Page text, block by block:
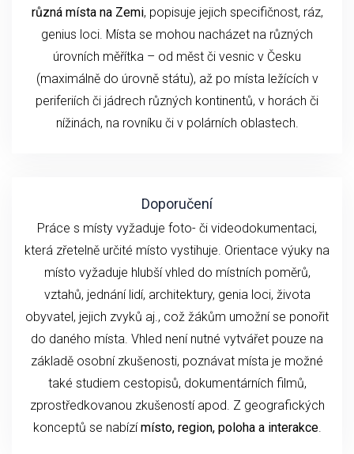
různá místa na Zemi, popisuje jejich specifičnost, ráz,
genius loci. Místa se mohou nacházet na různých
úrovních měřítka – od měst či vesnic v Česku
(maximálně do úrovně státu), až po místa ležících v
periferiích či jádrech různých kontinentů, v horách či
nížinách, na rovníku či v polárních oblastech.
Doporučení
Práce s místy vyžaduje foto- či videodokumentaci,
která zřetelně určité místo vystihuje. Orientace výuky na
místo vyžaduje hlubší vhled do místních poměrů,
vztahů, jednání lidí, architektury, genia loci, života
obyvatel, jejich zvyků aj., což žákům umožní se ponořit
do daného místa. Vhled není nutné vytvářet pouze na
základě osobní zkušenosti, poznávat místa je možné
také studiem cestopisů, dokumentárních filmů,
zprostředkovanou zkušeností apod. Z geografických
konceptů se nabízímísto, region, poloha a interakce.